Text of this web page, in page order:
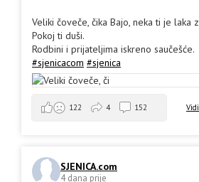
Veliki čoveče, čika Bajo, neka ti je laka
Pokoj ti duši.
Rodbini i prijateljima iskreno saučešće.
#sjenicacom #sjenica
122 4 152
SJENICA.com
4 dana prije